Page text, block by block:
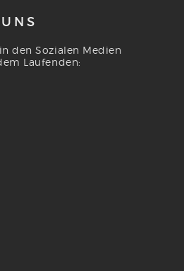
den Sozialen Medien
Laufenden: